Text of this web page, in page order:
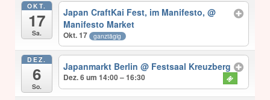
OKT.
17
Sa.
Japan CraftKai Fest, im Manifesto,@
Manifesto Market
Okt. 17 ganztägig
DEZ.
6
So.
Japanmarkt Berlin@ Festsaal Kreuzberg
Dez. 6 um 14:00 – 16:30